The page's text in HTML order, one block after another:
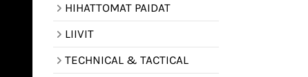
HIHATTOMAT PAIDAT
LIIVIT
TECHNICAL & TACTICAL